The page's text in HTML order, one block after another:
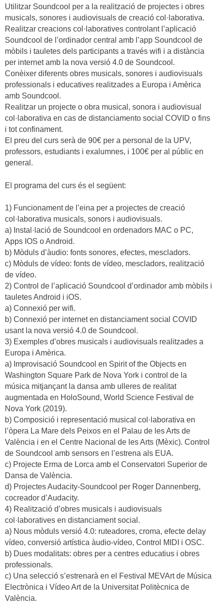
Utilitzar Soundcool per a la realització de projectes i obres
musicals, sonores i audiovisuals de creació col·laborativa.
Realitzar creacions col·laboratives controlant l’aplicació
Soundcool de l’ordinador central amb l’app Soundcool de
mòbils i tauletes dels participants a través wifi i a distància
per internet amb la nova versió 4.0 de Soundcool.
Conèixer diferents obres musicals, sonores i audiovisuals
professionals i educatives realitzades a Europa i Amèrica
amb Soundcool.
Realitzar un projecte o obra musical, sonora i audiovisual
col·laborativa en cas de distanciamento social COVID o fins
i tot confinament.
El preu del curs serà de 90€ per a personal de la UPV,
professors, estudiants i exalumnes, i 100€ per al públic en
general.
El programa del curs és el següent:
1) Funcionament de l’eina per a projectes de creació
col·laborativa musicals, sonors i audiovisuals.
a) Instal·lació de Soundcool en ordenadors MAC o PC,
Apps IOS o Android.
b) Mòduls d’àudio: fonts sonores, efectes, mescladors.
c) Mòduls de vídeo: fonts de vídeo, mescladors, realització
de vídeo.
2) Control de l’aplicació Soundcool d’ordinador amb mòbils i
tauletes Android i iOS.
a) Connexió per wifi.
b) Connexió per internet en distanciament social COVID
usant la nova versió 4.0 de Soundcool.
3) Exemples d’obres musicals i audiovisuals realitzades a
Europa i Amèrica.
a) Improvisació Soundcool en Spirit of the Objects en
Washington Square Park de Nova York i control de la
música mitjançant la dansa amb ulleres de realitat
augmentada en HoloSound, World Science Festival de
Nova York (2019).
b) Composició i representació musical col·laborativa en
l’òpera La Mare dels Peixos en el Palau de les Arts de
València i en el Centre Nacional de les Arts (Mèxic). Control
de Soundcool amb sensors en l’estrena als EUA.
c) Projecte Erma de Lorca amb el Conservatori Superior de
Dansa de València.
d) Projectes Audacity-Soundcool per Roger Dannenberg,
cocreador d’Audacity.
4) Realització d’obres musicals i audiovisuals
col·laboratives en distanciament social.
a) Nous mòduls versió 4.0: ruteadores, croma, efecte delay
vídeo, conversió artística àudio-vídeo, Control MIDI i OSC.
b) Dues modalitats: obres per a centres educatius i obres
professionals.
c) Una selecció s’estrenarà en el Festival MEVArt de Música
Electrònica i Vídeo Art de la Universitat Politècnica de
València.